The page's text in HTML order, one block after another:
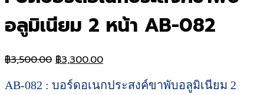
อลูมิเนียม 2 หน้า AB-082
฿3,500.00 Original
was:
฿3,300.00Current
is:
AB-082 : บอร์ดอเนกประสงค์ขาพับอลูมิเนียม 2